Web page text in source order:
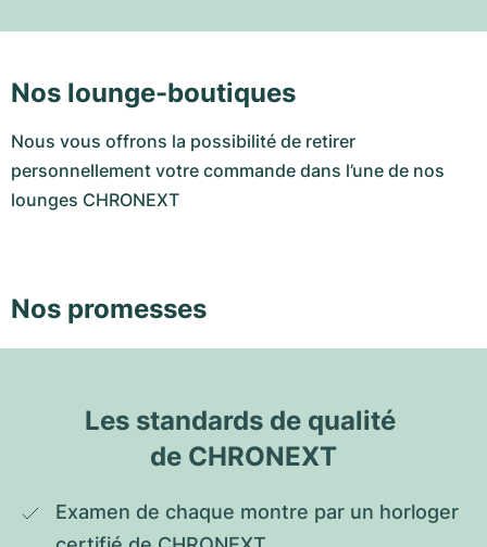
Nos lounge-boutiques
Nous vous offrons la possibilité de retirer
personnellement votre commande dans l’une de nos
lounges CHRONEXT
Nos promesses
Les standards de qualité
de CHRONEXT
Examen de chaque montre par un horloger